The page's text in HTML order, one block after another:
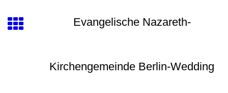
Evangelische Nazareth-
Kirchengemeinde Berlin-Wedding